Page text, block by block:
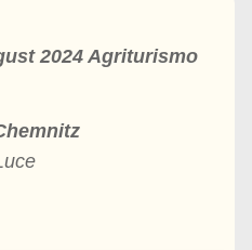
2024 Agriturismo